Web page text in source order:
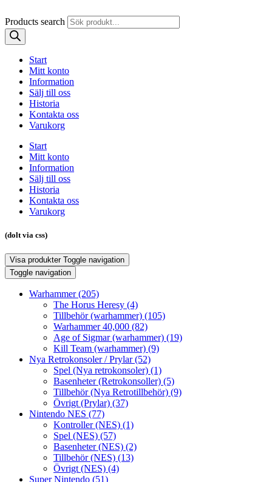
Products search
Start
Mitt konto
Information
Sälj till oss
Historia
Kontakta oss
Varukorg
Start
Mitt konto
Information
Sälj till oss
Historia
Kontakta oss
Varukorg
(dolt via css)
Visa produkter Toggle navigation
Toggle navigation
Warhammer(205)
The Horus Heresy (4)
Tillbehör (warhammer) (105)
Warhammer 40,000 (82)
Age of Sigmar (warhammer) (19)
Kill Team (warhammer) (9)
Nya Retrokonsoler / Prylar(52)
Spel (Nya retrokonsoler) (1)
Basenheter (Retrokonsoller) (5)
Tillbehör (Nya Retrotillbehör) (9)
Övrigt (Prylar) (37)
Nintendo NES (77)
Kontroller (NES) (1)
Spel (NES) (57)
Basenheter (NES) (2)
Tillbehör (NES) (13)
Övrigt (NES) (4)
Super Nintendo (51)